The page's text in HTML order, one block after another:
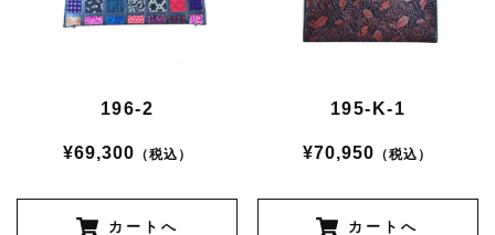
196-2
¥69,300 （税込）
カートへ
195-K-1
¥70,950 （税込）
カートへ